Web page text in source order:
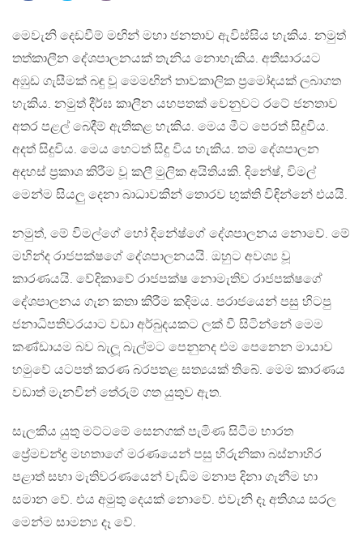
මෙවැනි දෙඩවීම් මඟින් මහා ජනතාව ඇවිස්සිය හැකිය. නමුත්
තත්කාලීන දේශපාලනයක් තැනිය නොහැකිය. අතීසාරයට
අඹුඩ ගැසීමක් බඳු වූ මෙමඟින් තාවකාලික ප්‍රමෝදයක් ලබාගත
හැකිය. නමුත් දීර්ඝ කාලීන යහපතක් වෙනුවට රටේ ජනතාව
අතර පළල් බෙදීම් ඇතිකළ හැකිය. මෙය මීට පෙරත් සිදුවිය.
අදත් සිදුවිය. මෙය හෙටත් සිදු විය හැකිය. තම දේශපාලන
අදහස් ප්‍රකාශ කිරීම වූ කලී මුලික අයිතියකි. දිනේෂ්, විමල්
මෙන්ම සියලු දෙනා බාධාවකින් තොරව භුක්ති විඳින්නේ එයයි.
නමුත්, මේ විමල්ගේ හෝ දිනේෂ්ගේ දේශපාලනය නොවේ. මේ
මහින්ද රාජපක්ෂගේ දේශපාලනයයි. ඔහුට අවශ්‍ය වූ
කාරණයයි. වේදිකාවේ රාජපක්ෂ නොමැතිව රාජපක්ෂගේ
දේශපාලනය ගැන කතා කිරීම කදිමය. පරාජයෙන් පසු හිටපු
ජනාධිපතිවරයාට වඩා අර්බුදයකට ලක් වී සිටින්නේ මෙම
කණ්ඩායම බව බැලූ බැල්මට පෙනුනද එම පෙනෙන මායාව
හමුවේ යටපත් කරණ බරපතළ සත්‍යයක් තිබේ. මෙම කාරණය
වඩාත් මැනවින් තේරුම් ගත යුතුව ඇත.
සැලකිය යුතු මට්ටමේ සෙනගක් පැමිණ සිටීම භාරත
ප්‍රේමචන්ද්‍ර මහතාගේ මරණයෙන් පසු හිරුනිකා බස්නාහිර
පළාත් සභා මැතිවරණයෙන් වැඩිම මනාප දිනා ගැනීම හා
සමාන වේ. එය අමුතු දෙයක් නොවේ. එවැනි දෑ අතිශය සරල
මෙන්ම සාමන්‍ය දෑ වේ.